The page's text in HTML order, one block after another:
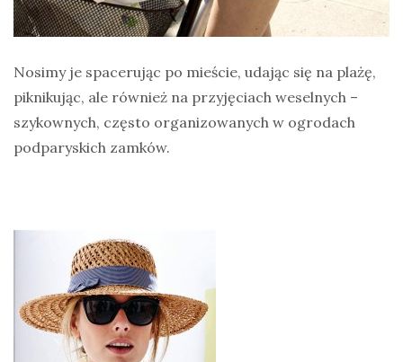
Nosimy je spacerując po mieście, udając się na plażę,
piknikując, ale również na przyjęciach weselnych –
szykownych, często organizowanych w ogrodach
podparyskich zamków.